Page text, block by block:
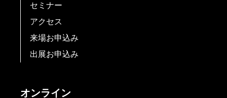
セミナー
アクセス
来場お申込み
出展お申込み
オンライン